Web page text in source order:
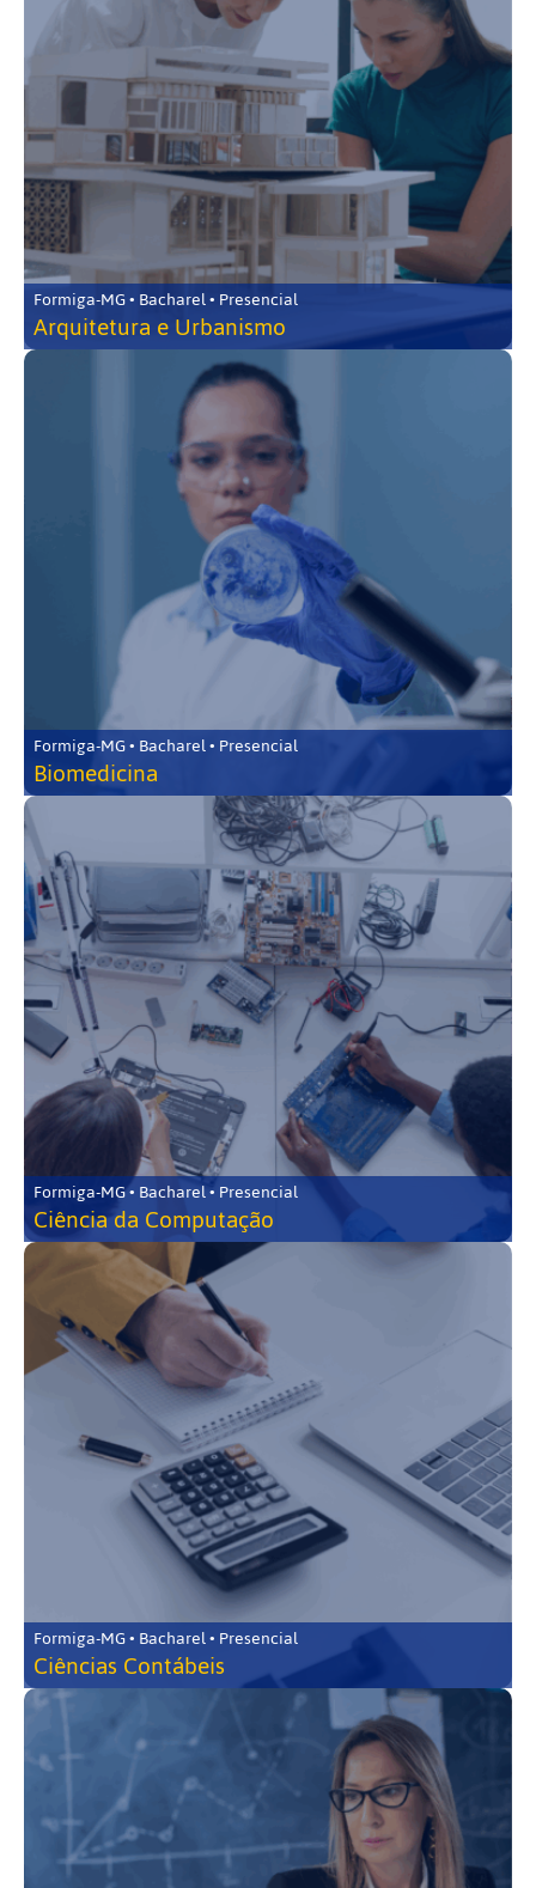
Formiga-MG • Bacharel • Presencial
Arquitetura e Urbanismo
Formiga-MG • Bacharel • Presencial
Biomedicina
Formiga-MG • Bacharel • Presencial
Ciência da Computação
Formiga-MG • Bacharel • Presencial
Ciências Contábeis